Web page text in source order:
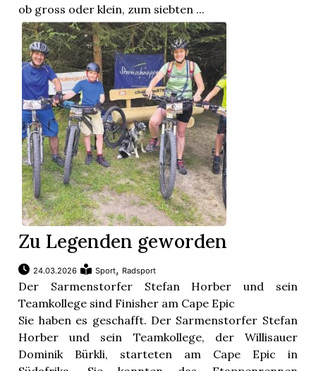
ob gross oder klein, zum siebten ...
Zu Legenden geworden
24.03.2026 Sport, Radsport
Der Sarmenstorfer Stefan Horber und sein
Teamkollege sind Finisher am Cape Epic
Sie haben es geschafft. Der Sarmenstorfer Stefan
Horber und sein Teamkollege, der Willisauer
Dominik Bürkli, starteten am Cape Epic in